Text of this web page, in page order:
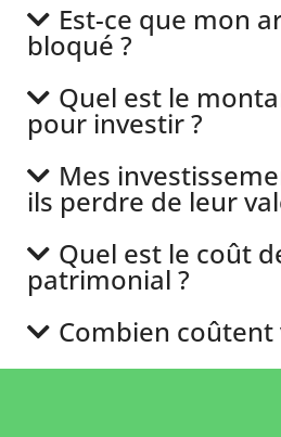
Est-ce que mon
bloqué ?
Quel est le
pour investir ?
Mes
ils perdre de leur
Quel est le coût
patrimonial ?
Combien coûtent